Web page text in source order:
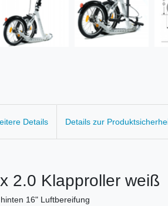
Details Details zur
2.0 Klapproller weiß
16" Luftbereifung